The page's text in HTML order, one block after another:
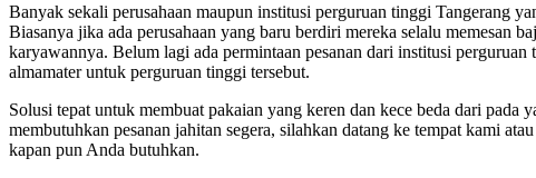
Banyak sekali perusahaan maupun institusi perguruan tinggi Tangerang
Biasanya jika ada perusahaan yang baru berdiri mereka selalu memesan
karyawannya. Belum lagi ada permintaan pesanan dari institusi
almamater untuk perguruan tinggi tersebut.
Solusi tepat untuk membuat pakaian yang keren dan kece beda dari pada
membutuhkan pesanan jahitan segera, silahkan datang ke tempat kami
kapan pun Anda butuhkan.